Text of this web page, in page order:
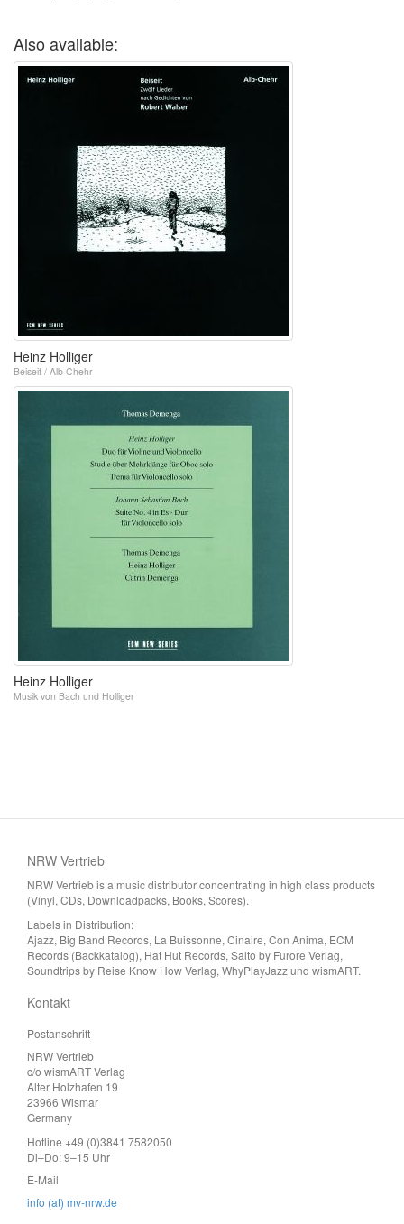
Also available:
Heinz Holliger
Beiseit / Alb Chehr
Heinz Holliger
Musik von Bach und Holliger
NRW Vertrieb
NRW Vertrieb is a music distributor concentrating in high class products
(Vinyl, CDs, Downloadpacks, Books, Scores).
Labels in Distribution:
Ajazz, Big Band Records, La Buissonne, Cinaire, Con Anima, ECM
Records (Backkatalog), Hat Hut Records, Salto by Furore Verlag,
Soundtrips by Reise Know How Verlag, WhyPlayJazz und wismART.
Kontakt
Postanschrift
NRW Vertrieb
c/o wismART Verlag
Alter Holzhafen 19
23966 Wismar
Germany
Hotline +49 (0)3841 7582050
Di–Do: 9–15 Uhr
E-Mail
info (at) mv-nrw.de